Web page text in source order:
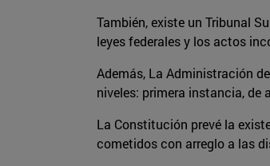
También, existe un Tribunal
leyes federales y los actos
Además, La Administración
niveles: primera instancia, de
La Constitución prevé la
cometidos con arreglo a las